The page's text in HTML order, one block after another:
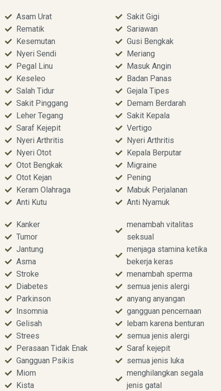
Asam Urat
Rematik
Kesemutan
Nyeri Sendi
Pegal Linu
Keseleo
Salah Tidur
Sakit Pinggang
Leher Tegang
Saraf Kejepit
Nyeri Arthritis
Nyeri Otot
Otot Bengkak
Otot Kejan
Keram Olahraga
Anti Kutu
Sakit Gigi
Sariawan
Gusi Bengkak
Meriang
Masuk Angin
Badan Panas
Gejala Tipes
Demam Berdarah
Sakit Kepala
Vertigo
Nyeri Arthritis
Kepala Berputar
Migraine
Pening
Mabuk Perjalanan
Anti Nyamuk
Kanker
Tumor
Jantung
Asma
Stroke
Diabetes
Parkinson
Insomnia
Gelisah
Strees
Perasaan Tidak Enak
Gangguan Psikis
Miom
Kista
menambah vitalitas
seksual
menjaga stamina ketika
bekerja keras
menambah sperma
semua jenis alergi
anyang anyangan
gangguan pencernaan
lebam karena benturan
semua jenis alergi
Saraf kejepit
semua jenis luka
menghilangkan segala
jenis gatal